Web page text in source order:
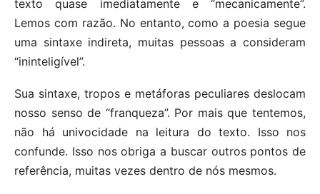
texto quase imediatamente e “mecanicamente”.
Lemos com razão. No entanto, como a poesia segue
uma sintaxe indireta, muitas pessoas a consideram
“ininteligível”.
Sua sintaxe, tropos e metáforas peculiares deslocam
nosso senso de “franqueza”. Por mais que tentemos,
não há univocidade na leitura do texto. Isso nos
confunde. Isso nos obriga a buscar outros pontos de
referência, muitas vezes dentro de nós mesmos.